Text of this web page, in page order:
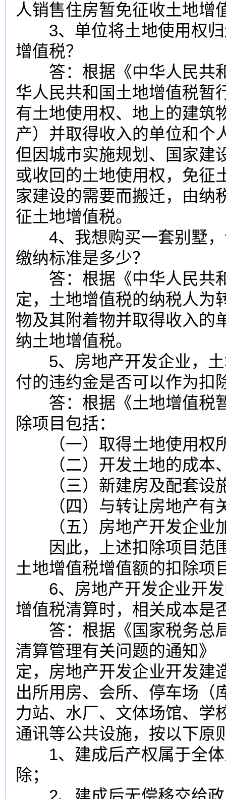
人销售住房暂免征收土地增
3、单位将土地使用权归
增值税？
答：根据《中华人民共
华人民共和国土地增值税暂
有土地使用权、地上的建筑
产）并取得收入的单位和个
但因城市实施规划、国家建
或收回的土地使用权，免征
家建设的需要而搬迁，由纳
征土地增值税。
4、我想购买一套别墅，
缴纳标准是多少？
答：根据《中华人民共
定，土地增值税的纳税人为
物及其附着物并取得收入的
纳土地增值税。
5、房地产开发企业，土
付的违约金是否可以作为扣
答：根据《土地增值税
除项目包括：
（一）取得土地使用权
（二）开发土地的成本
（三）新建房及配套设
（四）与转让房地产有
（五）房地产开发企业
因此，上述扣除项目范
土地增值税增值额的扣除项
6、房地产开发企业开发
增值税清算时， 相关成本是
答：根据《国家税务总
清算管理有关问题的通知》
定，房地产开发企业开发建
出所用房、会所、停车场（
力站、水厂、文体场馆、学
通讯等公共设施，按以下原
1、建成后产权属于全体
除；